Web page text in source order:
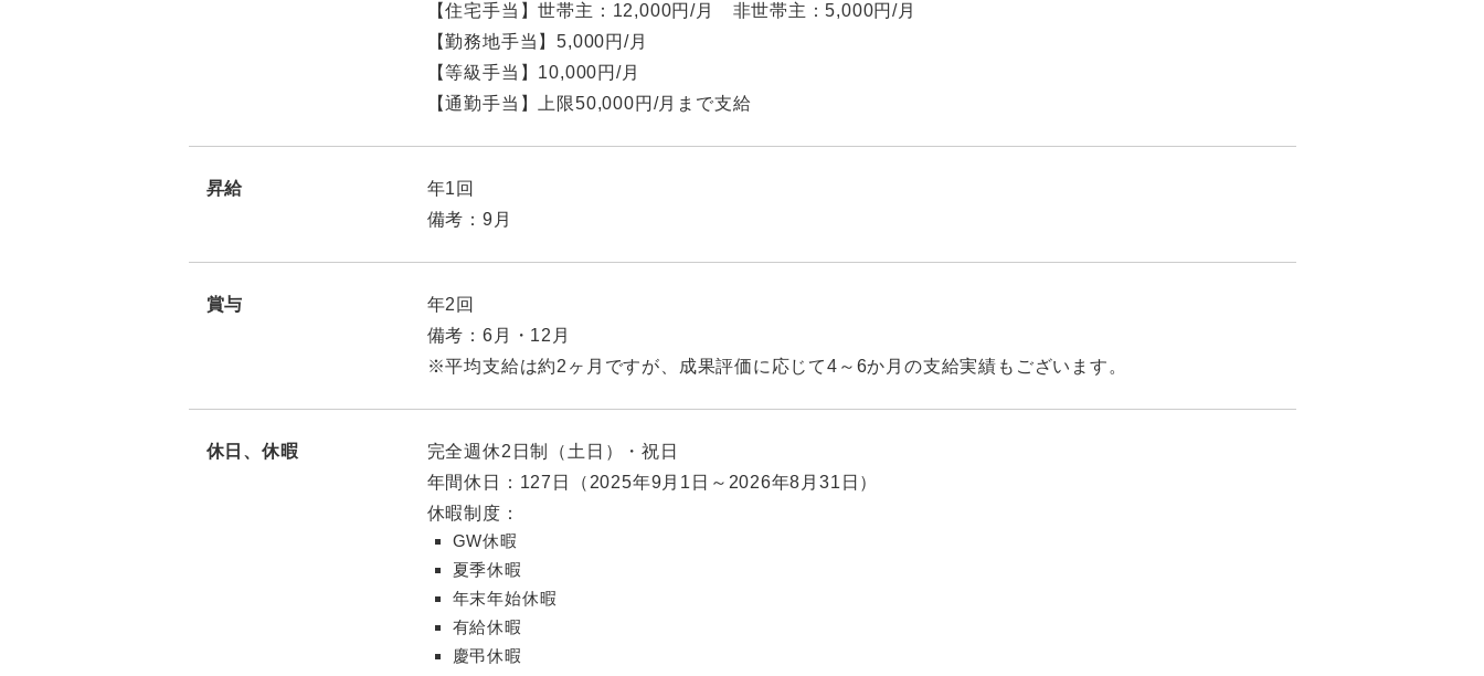
【住宅手当】世帯主：12,000円/月 非世帯主：5,000円/月
【勤務地手当】5,000円/月
【等級手当】10,000円/月
【通勤手当】上限50,000円/月まで支給
昇給
年1回
備考：9月
賞与
年2回
備考：6月・12月
※平均支給は約2ヶ月ですが、成果評価に応じて4～6か月の支給実績もございます。
休日、休暇
完全週休2日制（土日）・祝日
年間休日：127日（2025年9月1日～2026年8月31日）
休暇制度：
GW休暇
夏季休暇
年末年始休暇
有給休暇
慶弔休暇